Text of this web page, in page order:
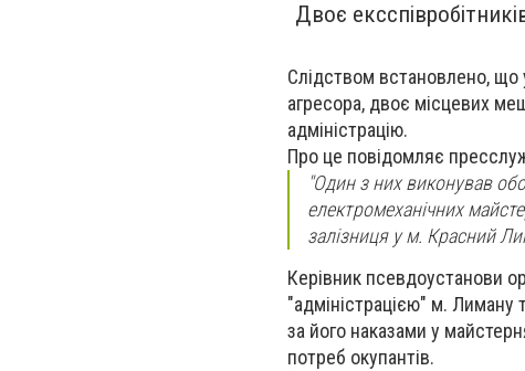
Двоє
Слідством встановлено, що
агресора, двоє місцевих
адміністрацію.
Про це повідомляє
"Один з них виконував
електромеханічних
залізниця у м. Красний
Керівник псевдоустанови
"адміністрацією" м. Лиману
за його наказами у
потреб окупантів.